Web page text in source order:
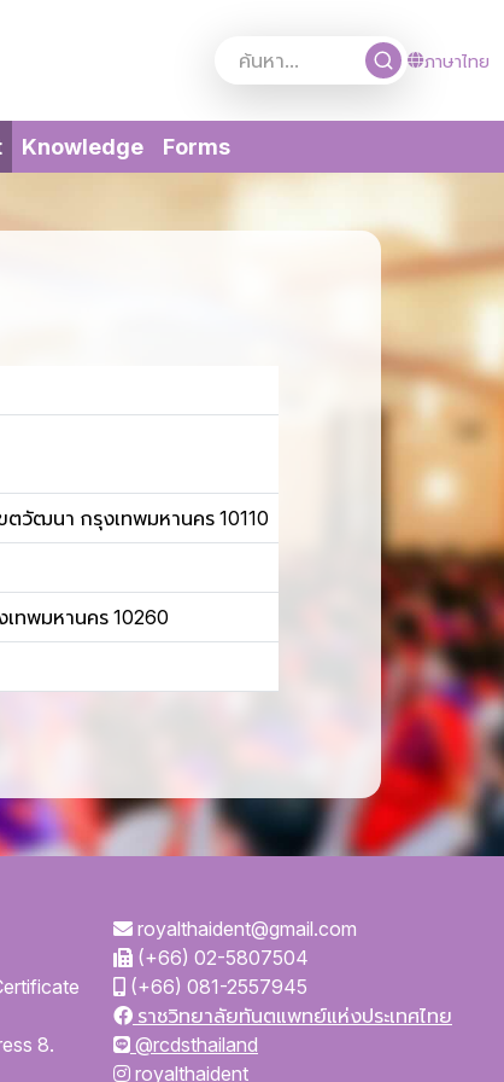
ภาษาไทย
(current)
Knowledge Forms
วัฒนา กรุงเทพมหานคร 10110
ทพมหานคร 10260
8.
royalthaident@gmail.com
(+66) 02-5807504
(+66) 081-2557945
ราชวิทยาลัยทันตแพทย์แห่งประเทศไทย
@rcdsthailand
royalthaident